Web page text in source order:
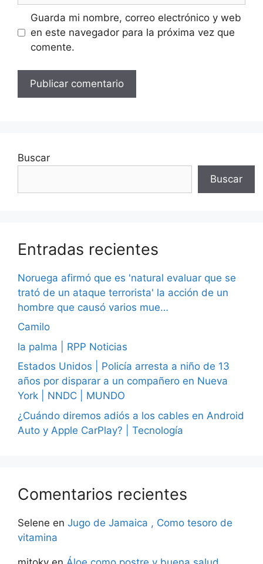
Guarda mi nombre, correo electrónico y web
en este navegador para la próxima vez que
comente.
Buscar
Buscar
Entradas recientes
Noruega afirmó que es 'natural evaluar que se
trató de un ataque terrorista' la acción de un
hombre que causó varios mue…
Camilo
la palma | RPP Noticias
Estados Unidos | Policía arresta a niño de 13
años por disparar a un compañero en Nueva
York | NNDC | MUNDO
¿Cuándo diremos adiós a los cables en Android
Auto y Apple CarPlay? | Tecnología
Comentarios recientes
Selene en Jugo de Jamaica , Como tesoro de
vitamina